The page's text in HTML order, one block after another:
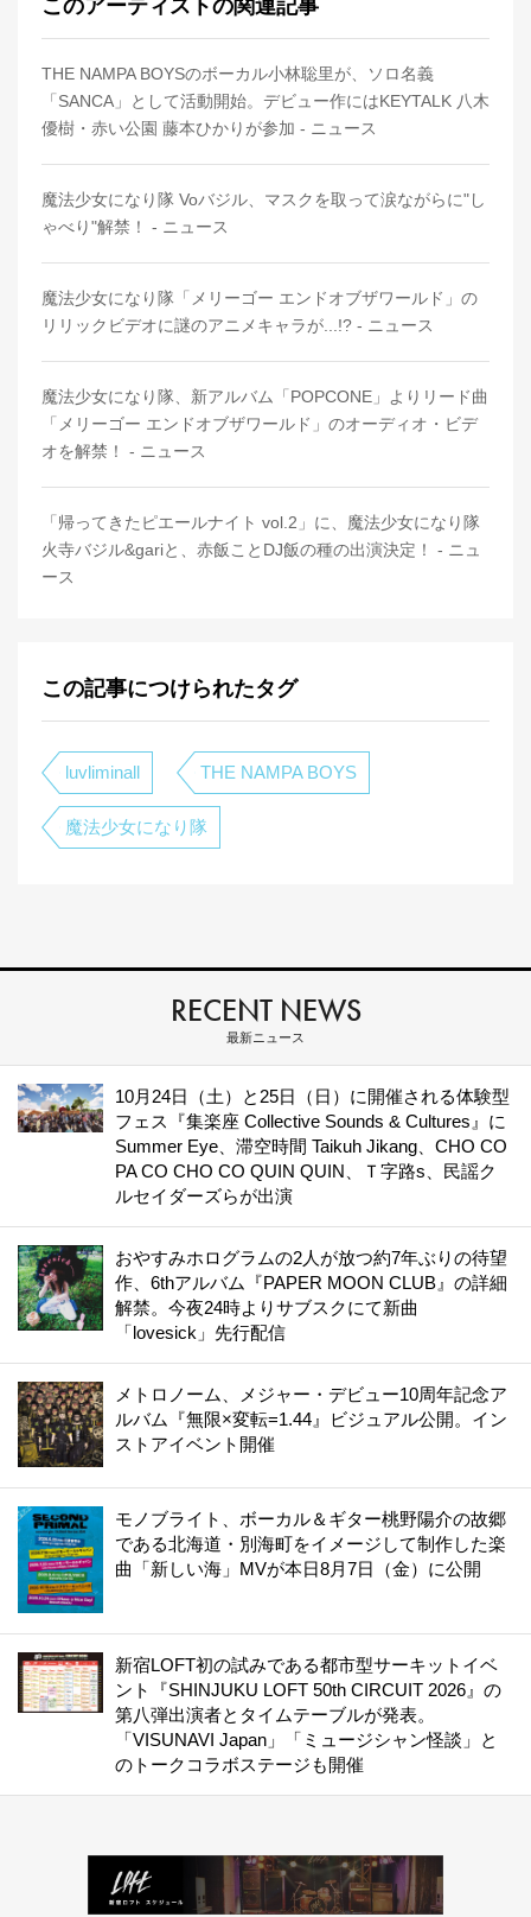
このアーティストの関連記事
THE NAMPA BOYSのボーカル小林聡里が、ソロ名義
「SANCA」として活動開始。デビュー作にはKEYTALK 八木
優樹・赤い公園 藤本ひかりが参加 - ニュース
魔法少女になり隊 Voバジル、マスクを取って涙ながらに"し
ゃべり"解禁！ - ニュース
魔法少女になり隊「メリーゴー エンドオブザワールド」の
リリックビデオに謎のアニメキャラが...!? - ニュース
魔法少女になり隊、新アルバム「POPCONE」よりリード曲
「メリーゴー エンドオブザワールド」のオーディオ・ビデ
オを解禁！ - ニュース
「帰ってきたピエールナイト vol.2」に、魔法少女になり隊
火寺バジル&gariと、赤飯ことDJ飯の種の出演決定！ - ニュ
ース
この記事につけられたタグ
luvliminall THE NAMPA BOYS
魔法少女になり隊
RECENT NEWS
最新ニュース
10月24日（土）と25日（日）に開催される体験型
フェス『集楽座 Collective Sounds & Cultures』に
Summer Eye、滞空時間 Taikuh Jikang、CHO CO
PA CO CHO CO QUIN QUIN、Ｔ字路s、民謡ク
ルセイダーズらが出演
おやすみホログラムの2人が放つ約7年ぶりの待望
作、6thアルバム『PAPER MOON CLUB』の詳細
解禁。今夜24時よりサブスクにて新曲
「lovesick」先行配信
メトロノーム、メジャー・デビュー10周年記念ア
ルバム『無限×変転=1.44』ビジュアル公開。イン
ストアイベント開催
モノブライト、ボーカル＆ギター桃野陽介の故郷
である北海道・別海町をイメージして制作した楽
曲「新しい海」MVが本日8月7日（金）に公開
新宿LOFT初の試みである都市型サーキットイベ
ント『SHINJUKU LOFT 50th CIRCUIT 2026』の
第八弾出演者とタイムテーブルが発表。
「VISUNAVI Japan」「ミュージシャン怪談」と
のトークコラボステージも開催